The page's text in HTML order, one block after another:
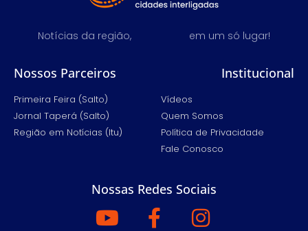
Notícias da região, em um só lugar!
Nossos Parceiros
Primeira Feira (Salto)
Jornal Taperá (Salto)
Região em Notícias (Itu)
Institucional
Vídeos
Quem Somos
Política de Privacidade
Fale Conosco
Nossas Redes Sociais